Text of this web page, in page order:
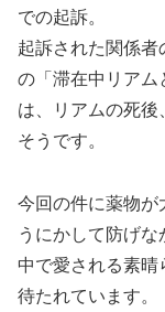
での起訴。
起訴された関係者
の「滞在中リアム
は、リアムの死
そうです。
今回の件に薬物が
うにかして防げ
中で愛される素
待たれています。